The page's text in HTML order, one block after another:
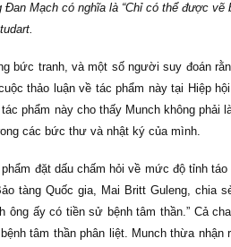
Mạch có nghĩa là “Chỉ có thể được vẽ
bức tranh, và một số người suy đoán
thảo luận về tác phẩm này tại Hiệp
phẩm này cho thấy Munch không phải
các bức thư và nhật ký của mình.
đặt dấu chấm hỏi về mức độ tỉnh
tàng Quốc gia, Mai Britt Guleng, chia
ấy có tiền sử bệnh tâm thần.” Cả
tâm thần phân liệt. Munch thừa nhận